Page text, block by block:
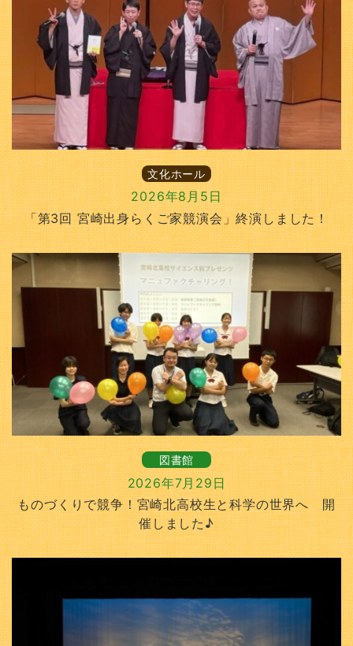
文化ホール
2026年8月5日
「第3回 宮崎出身らくご家競演会」終演しました！
図書館
2026年7月29日
ものづくりで競争！宮崎北高校生と科学の世界へ 開
催しました♪